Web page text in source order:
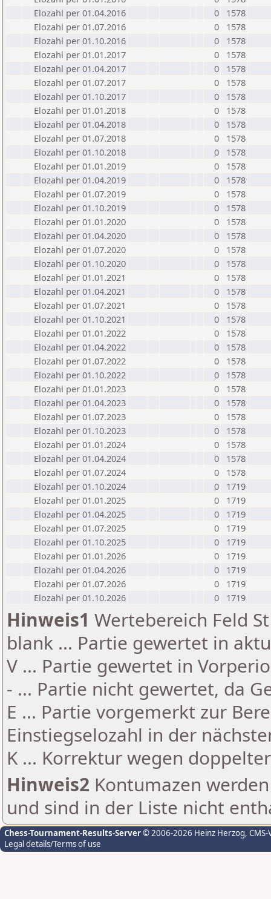
Elozahl per 01.04.2016
0
1578
Elozahl per 01.07.2016
0
1578
Elozahl per 01.10.2016
0
1578
Elozahl per 01.01.2017
0
1578
Elozahl per 01.04.2017
0
1578
Elozahl per 01.07.2017
0
1578
Elozahl per 01.10.2017
0
1578
Elozahl per 01.01.2018
0
1578
Elozahl per 01.04.2018
0
1578
Elozahl per 01.07.2018
0
1578
Elozahl per 01.10.2018
0
1578
Elozahl per 01.01.2019
0
1578
Elozahl per 01.04.2019
0
1578
Elozahl per 01.07.2019
0
1578
Elozahl per 01.10.2019
0
1578
Elozahl per 01.01.2020
0
1578
Elozahl per 01.04.2020
0
1578
Elozahl per 01.07.2020
0
1578
Elozahl per 01.10.2020
0
1578
Elozahl per 01.01.2021
0
1578
Elozahl per 01.04.2021
0
1578
Elozahl per 01.07.2021
0
1578
Elozahl per 01.10.2021
0
1578
Elozahl per 01.01.2022
0
1578
Elozahl per 01.04.2022
0
1578
Elozahl per 01.07.2022
0
1578
Elozahl per 01.10.2022
0
1578
Elozahl per 01.01.2023
0
1578
Elozahl per 01.04.2023
0
1578
Elozahl per 01.07.2023
0
1578
Elozahl per 01.10.2023
0
1578
Elozahl per 01.01.2024
0
1578
Elozahl per 01.04.2024
0
1578
Elozahl per 01.07.2024
0
1578
Elozahl per 01.10.2024
0
1719
Elozahl per 01.01.2025
0
1719
Elozahl per 01.04.2025
0
1719
Elozahl per 01.07.2025
0
1719
Elozahl per 01.10.2025
0
1719
Elozahl per 01.01.2026
0
1719
Elozahl per 01.04.2026
0
1719
Elozahl per 01.07.2026
0
1719
Elozahl per 01.10.2026
0 1719
Hinweis1 Wertebereich Feld
blank ... Partie gewertet in
V ... Partie gewertet in
- ... Partie nicht gewertet, da
E ... Partie vorgemerkt zur
Einstiegselozahl in der
K ... Korrektur wegen
Hinweis2 Kontumazen
und sind in der Liste nicht
Chess-Tournament-Results-Server© 2006-2026 Heinz Herzog,
Legal details/Terms of use